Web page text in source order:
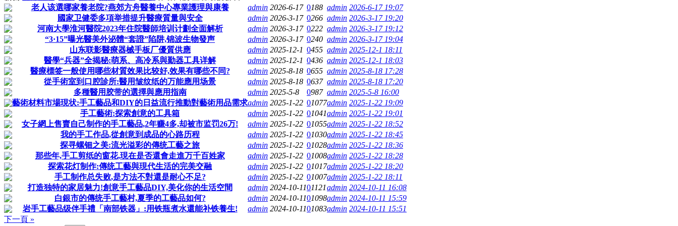
老人该選哪家養老院?燕郊方舟醫養中心專業護理與康養
admin 2026-6-17 0188 admin 2026-6-17 19:07
國家卫健委多項举措提升醫療質量與安全
admin 2026-3-17 0266 admin 2026-3-17 19:20
河南大學淮河醫院2023年住院醫師培训计劃全面解析
admin 2026-3-17 0222 admin 2026-3-17 19:12
“3·15”曝光醫美外泌體“套證”陷阱,锦波生物發声
admin 2026-3-17 0240 admin 2026-3-17 19:04
山东联影醫療器械手板厂優質供應
admin 2025-12-1 0455 admin 2025-12-1 18:11
醫學“兵器”全揭秘:萌系、高冷系與勤器工具详解
admin 2025-12-1 0436 admin 2025-12-1 18:03
醫療標签一般使用哪些材質效果比较好,效果有哪些不同?
admin 2025-8-18 0655 admin 2025-8-18 17:28
從手術室到口腔診所:醫用皱纹纸的万能應用场景
admin 2025-8-18 0637 admin 2025-8-18 17:20
多種醫用胶带的選擇與應用指南
admin 2025-5-8 0987 admin 2025-5-8 16:00
藝術材料市場現状:手工藝品和DIY的日益流行推動對藝術用品需求admin 2025-1-22 01077admin 2025-1-22 19:09
手工藝術:探索創意的工具箱
admin 2025-1-22 01041admin 2025-1-22 19:01
女子網上售賣自己制作的手工藝品,2年赚4多,却被市监罚26万!
admin 2025-1-22 01055admin 2025-1-22 18:52
我的手工作品,從創意到成品的心路历程
admin 2025-1-22 01030admin 2025-1-22 18:45
探寻螺钿之美:流光溢彩的傳统工藝之旅
admin 2025-1-22 01028admin 2025-1-22 18:36
那些年,手工剪纸的窗花,現在是否還會走進万千百姓家
admin 2025-1-22 01008admin 2025-1-22 18:28
探索花灯制作:傳统工藝與現代生活的完美交融
admin 2025-1-22 01017admin 2025-1-22 18:20
手工制作总失败,是方法不對還是耐心不足?
admin 2025-1-22 01007admin 2025-1-22 18:11
打造独特的家居魅力!創意手工藝品DIY,美化你的生活空間
admin 2024-10-1101121admin 2024-10-11 16:08
白銀市的傳统手工藝村,夏季的工藝品如何?
admin 2024-10-1101098admin 2024-10-11 15:59
岩手工藝品级伴手禮「南部铁器」:用铁瓶煮水還能补铁養生!
admin 2024-10-1101083admin 2024-10-11 15:51
下一頁 »